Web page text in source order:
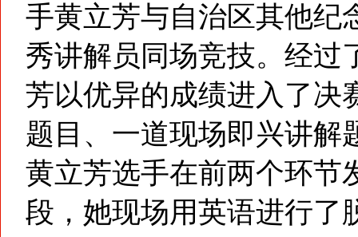
手黄立芳与自治区其他纪
秀讲解员同场竞技。经过
芳以优异的成绩进入了决
题目、一道现场即兴讲解
黄立芳选手在前两个环节
段，她现场用英语进行了